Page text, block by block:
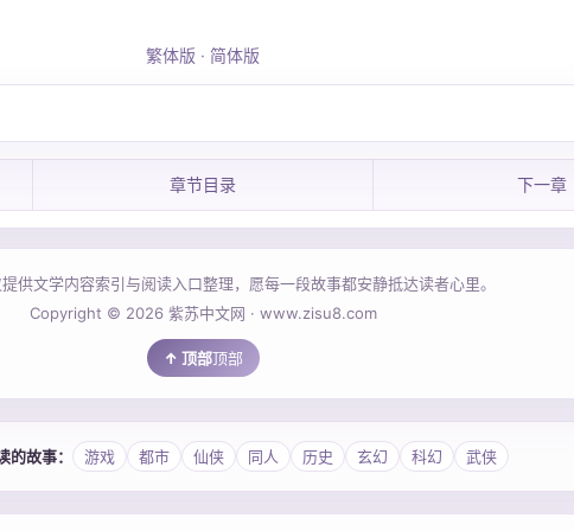
繁体版 · 简体版
章节目录 下一章
供文学内容索引与阅读入口整理，愿每一段故事都安静抵达读者心里。
Copyright © 2026 紫苏中文网 · www.zisu8.com
顶部
的故事： 游戏 都市 仙侠 同人 历史 玄幻 科幻 武侠